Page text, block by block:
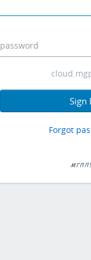
password
Sign
Forgot